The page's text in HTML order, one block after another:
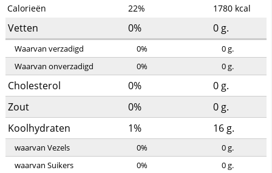
Calorieën 22% 1780 kcal
Vetten 0% 0g.
Waarvan verzadigd 0% 0g.
Waarvan onverzadigd
0% 0g.
Cholesterol 0% 0g.
Zout
0% 0g.
Koolhydraten
1% 16g.
waarvan Vezels 0% 0g.
waarvan Suikers
0% 0g.